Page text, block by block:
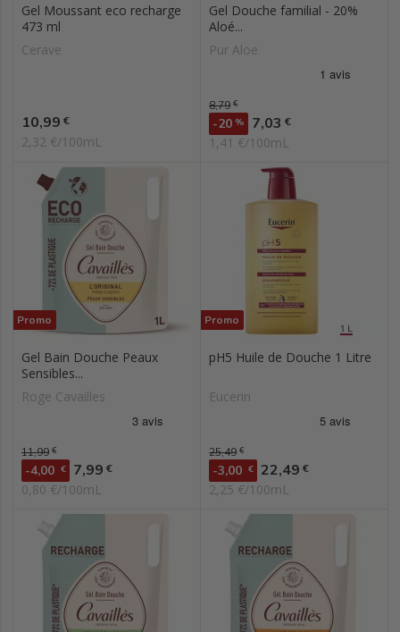
Gel Moussant eco recharge
473 ml
Cerave
Prix
10,99 €
2,32 €/100mL
Gel Douche familial - 20%
Aloé...
Pur Aloe
Prix de base
8,79 €
-20 % Prix
7,03 €
1,41 €/100mL
Promo
Gel Bain Douche Peaux
Sensibles...
Roge Cavailles
Prix de base
11,99 €
-4,00 € Prix
7,99 €
0,80 €/100mL
Promo
pH5 Huile de Douche 1 Litre
Eucerin
Prix de base
25,49 €
-3,00 € Prix
22,49 €
2,25 €/100mL